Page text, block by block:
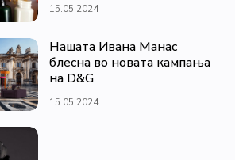
15.05.2024
Нашата Ивана Манас
блесна во новата кампања
на D&G
15.05.2024